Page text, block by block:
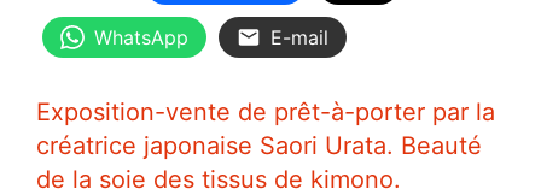
WhatsApp E-mail
Exposition-vente de prêt-à-porter par la
créatrice japonaise Saori Urata. Beauté
de la soie des tissus de kimono.